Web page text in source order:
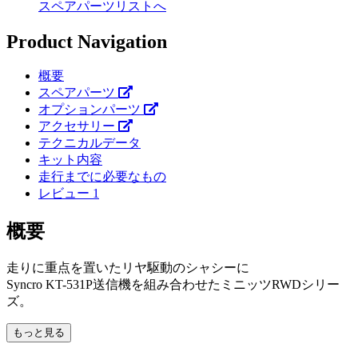
スペアパーツリストへ
Product Navigation
概要
スペアパーツ
オプションパーツ
アクセサリー
テクニカルデータ
キット内容
走行までに必要なもの
レビュー 1
概要
走りに重点を置いたリヤ駆動のシャシーに
Syncro KT-531P送信機を組み合わせたミニッツRWDシリー
ズ。
もっと見る